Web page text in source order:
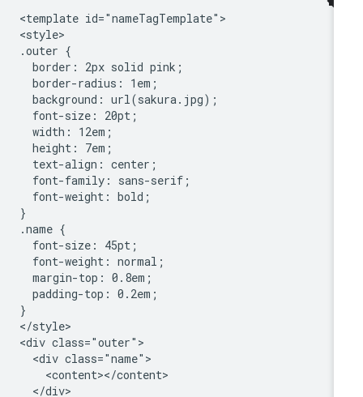
<template id="nameTagTemplate">
<style>
.outer {
  border: 2px solid pink;
  border-radius: 1em;
  background: url(sakura.jpg);
  font-size: 20pt;
  width: 12em;
  height: 7em;
  text-align: center;
  font-family: sans-serif;
  font-weight: bold;
.name {
  font-size: 45pt;
  font-weight: normal;
  margin-top: 0.8em;
  padding-top: 0.2em;
</style>
<div class="outer">
  <div class="name">
    <content></content>
  </div>